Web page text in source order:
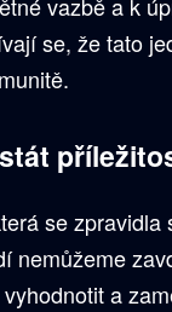
se, že tato
se
nemůžeme
a